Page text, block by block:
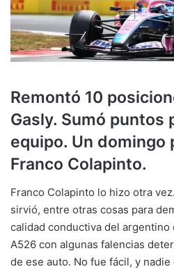
Remontó 10
Gasly. Sumó puntos
equipo. Un domingo
Franco Colapinto.
Franco Colapinto lo hizo otra
sirvió, entre otras cosas para
calidad conductiva del
A526 con algunas falencias
de ese auto. No fue fácil, y